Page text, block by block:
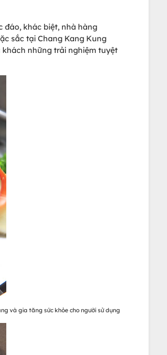
đáo, khác biệt, nhà hàng
sắc tại Chang Kang Kung
khách những trải nghiệm tuyệt
và gia tăng sức khỏe cho người sử dụng